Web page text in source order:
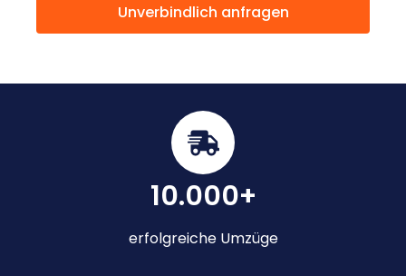
Unverbindlich anfragen
10.000+
erfolgreiche Umzüge